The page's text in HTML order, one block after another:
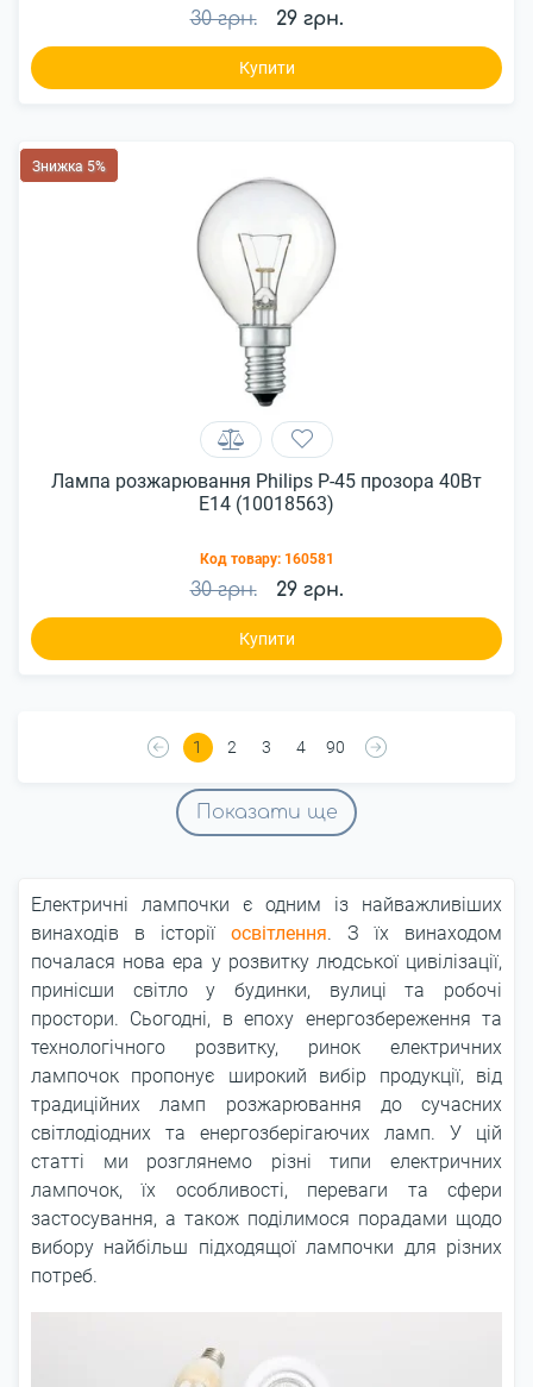
30 грн. 29 грн.
Купити
Знижка 5%
Лампа розжарювання Philips P-45 прозора 40Вт
Е14 (10018563)
Код товару: 160581
30 грн. 29 грн.
Купити
1 2 3 4 90
Показати ще
Електричні лампочки є одним із найважливіших
винаходів в історії освітлення. З їх винаходом
почалася нова ера у розвитку людської цивілізації,
принісши світло у будинки, вулиці та робочі
простори. Сьогодні, в епоху енергозбереження та
технологічного розвитку, ринок електричних
лампочок пропонує широкий вибір продукції, від
традиційних ламп розжарювання до сучасних
світлодіодних та енергозберігаючих ламп. У цій
статті ми розглянемо різні типи електричних
лампочок, їх особливості, переваги та сфери
застосування, а також поділимося порадами щодо
вибору найбільш підходящої лампочки для різних
потреб.